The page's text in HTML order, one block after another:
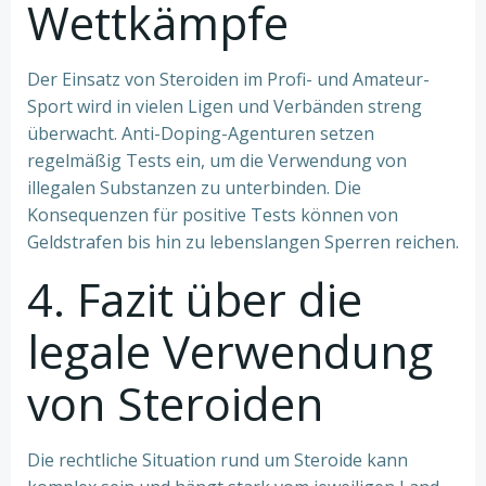
Wettkämpfe
Der Einsatz von Steroiden im Profi- und Amateur-
Sport wird in vielen Ligen und Verbänden streng
überwacht. Anti-Doping-Agenturen setzen
regelmäßig Tests ein, um die Verwendung von
illegalen Substanzen zu unterbinden. Die
Konsequenzen für positive Tests können von
Geldstrafen bis hin zu lebenslangen Sperren reichen.
4. Fazit über die
legale Verwendung
von Steroiden
Die rechtliche Situation rund um Steroide kann